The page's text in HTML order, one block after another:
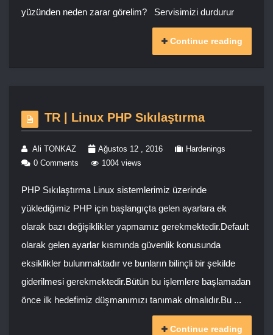
yüzünden neden zarar görelim? Servisimizi durdurur
Continue reading
TR | Linux PHP Sıkılaştırma
Ali TONKAZ Ağustos 12 , 2016
Hardenings
0 Comments
1004 views
PHP Sıkılaştırma Linux sistemlerimiz üzerinde
yüklediğimiz PHP için başlangıçta gelen ayarlara ek
olarak bazı değişiklikler yapmamız gerekmektedir.Default
olarak gelen ayarlar kısmında güvenlik konusunda
eksiklikler bulunmaktadır ve bunların bilinçli bir şekilde
giderilmesi gerekmektedir.Bütün bu işlemlere başlamadan
önce ilk hedefimiz düşmanımızı tanımak olmalıdır.Bu ...
Continue reading